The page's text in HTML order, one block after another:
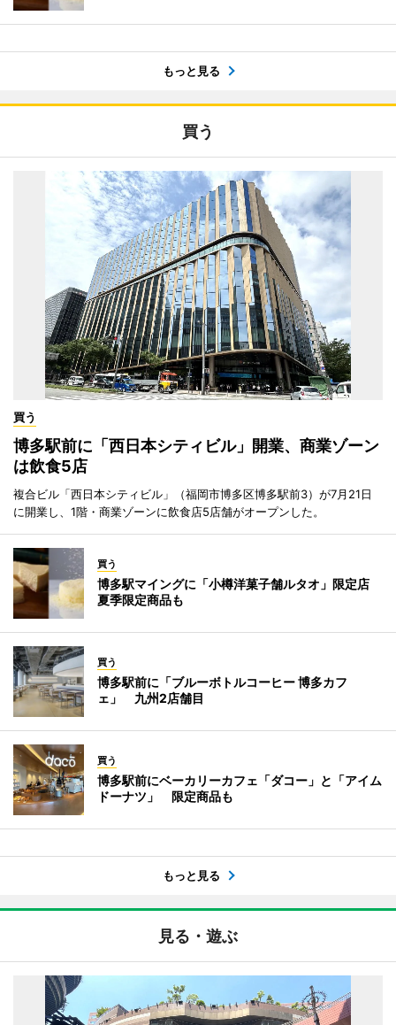
もっと見る
買う
買う
博多駅前に「西日本シティビル」開業、商業ゾーン
は飲食5店
複合ビル「西日本シティビル」（福岡市博多区博多駅前3）が7月21日
に開業し、1階・商業ゾーンに飲食店5店舗がオープンした。
買う
博多駅マイングに「小樽洋菓子舗ルタオ」限定店
夏季限定商品も
買う
博多駅前に「ブルーボトルコーヒー 博多カフ
ェ」 九州2店舗目
買う
博多駅前にベーカリーカフェ「ダコー」と「アイム
ドーナツ」 限定商品も
もっと見る
見る・遊ぶ